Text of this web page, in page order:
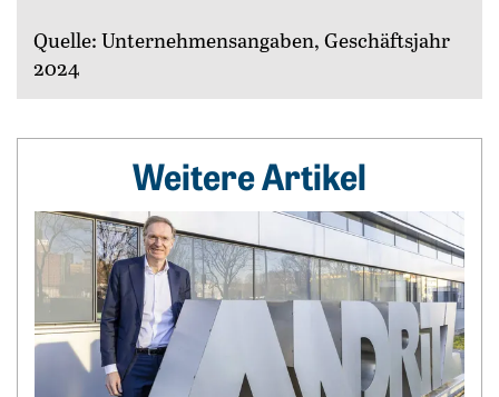
Quelle: Unternehmensangaben, Geschäftsjahr
2024
Weitere Artikel
Weiterlesen: „Ich glaube, dass unsere Aktionäre sehr